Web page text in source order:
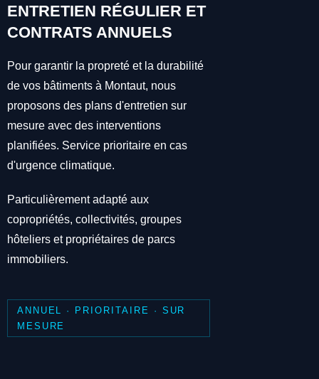
ENTRETIEN RÉGULIER ET
CONTRATS ANNUELS
Pour garantir la propreté et la durabilité
de vos bâtiments à Montaut, nous
proposons des plans d'entretien sur
mesure avec des interventions
planifiées. Service prioritaire en cas
d'urgence climatique.
Particulièrement adapté aux
copropriétés, collectivités, groupes
hôteliers et propriétaires de parcs
immobiliers.
ANNUEL · PRIORITAIRE · SUR
MESURE